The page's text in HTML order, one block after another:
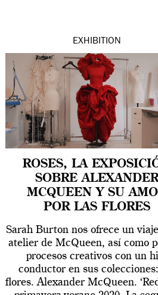
EXHIBITION
ROSES, LA
SOBRE ALEXANDER
MCQUEEN Y SU
POR LAS FLORES
Sarah Burton nos ofrece un
atelier de McQueen, así como
procesos creativos con un
conductor en sus
flores. Alexander McQueen.